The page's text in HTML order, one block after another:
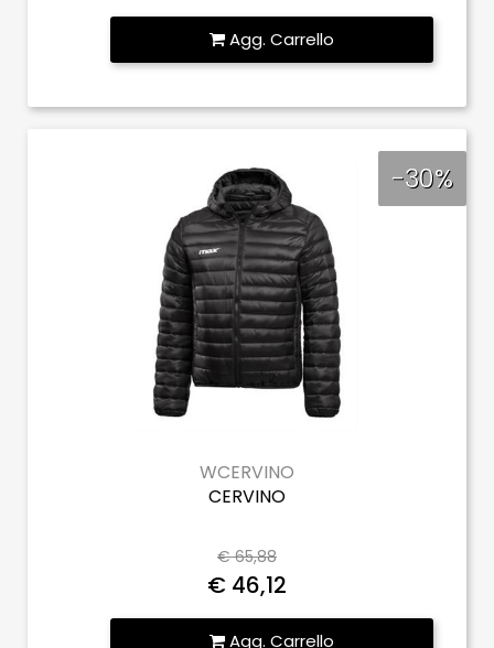
Quantità
Agg. Carrello
-30%
WCERVINO
CERVINO
€ 65,88
€ 46,12
Quantità
Agg. Carrello